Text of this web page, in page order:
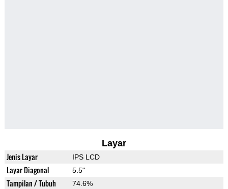
Layar
Jenis Layar IPS LCD
Layar Diagonal 5.5"
Tampilan / Tubuh 74.6%